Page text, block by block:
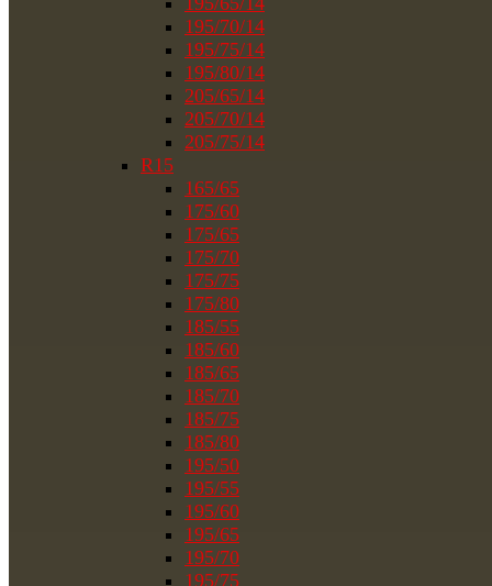
195/70/14
195/75/14
195/80/14
205/65/14
205/70/14
205/75/14
R15
165/65
175/60
175/65
175/70
175/75
175/80
185/55
185/60
185/65
185/70
185/75
185/80
195/50
195/55
195/60
195/65
195/70
195/75